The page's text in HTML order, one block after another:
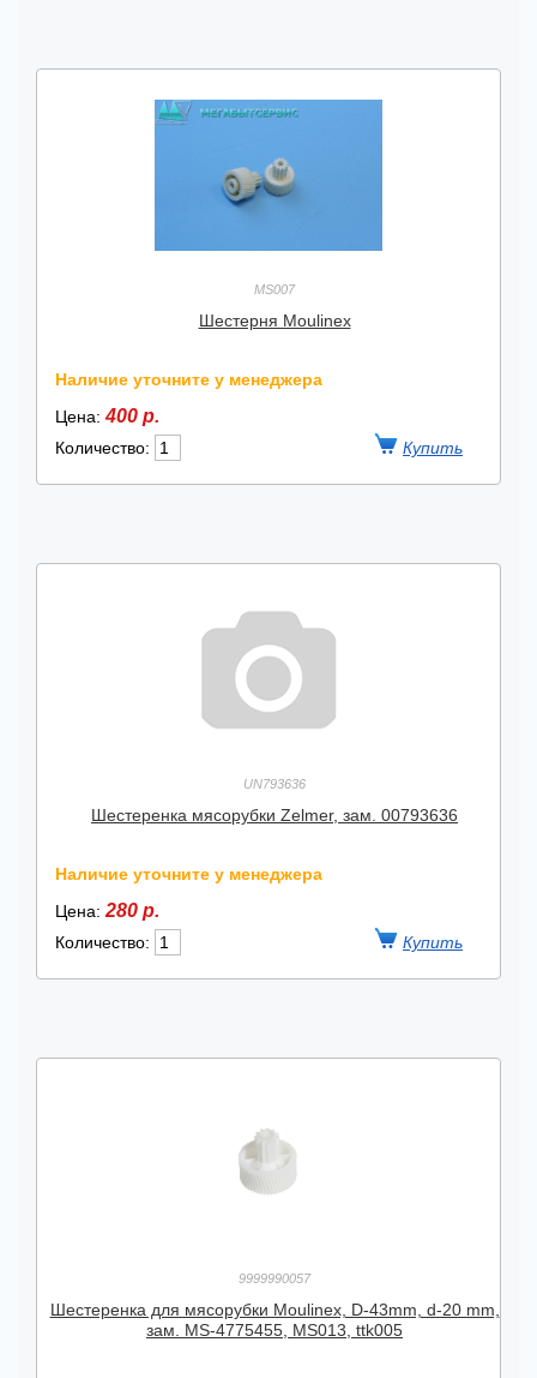
MS007
Шестерня Moulinex
Наличие уточните у менеджера
Цена:400 р.
Количество:
UN793636
Шестеренка мясорубки Zelmer, зам. 00793636
Наличие уточните у менеджера
Цена: 280 р.
Количество:
9999990057
Шестеренка для мясорубки Moulinex, D-43mm, d-20 mm,
зам. MS-4775455, MS013, ttk005